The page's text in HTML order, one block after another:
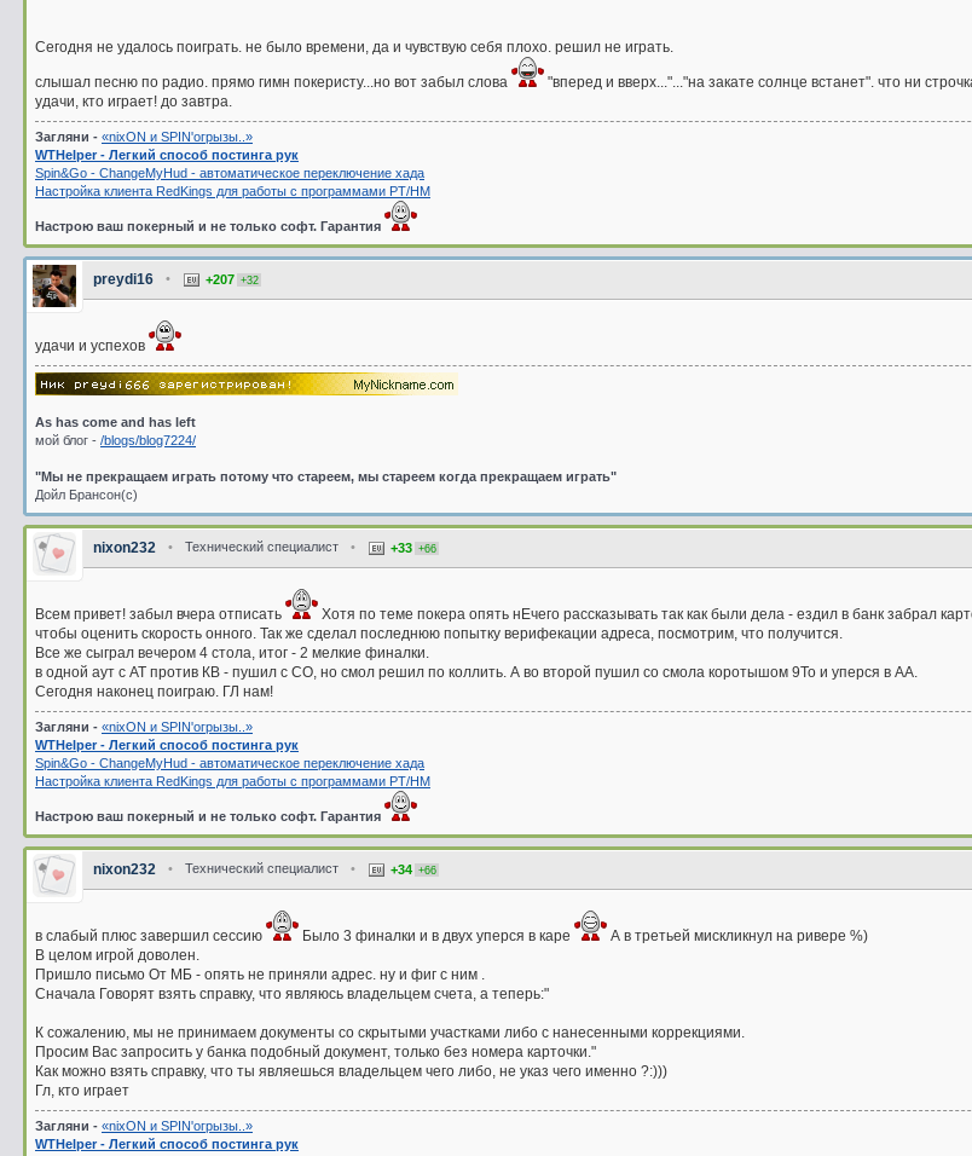
Сегодня не удалось поиграть. не было времени, да и чувствую себя плохо. решил не играть.
слышал песню по радио. прямо гимн покеристу...но вот забыл слова
"вперед и вверх..."..."на закате солнце встанет". что ни
удачи, кто играет! до завтра.
Загляни - «nixON и SPIN'oгрызы..»
WTHelper - Легкий способ постинга рук
Spin&Go - ChangeMyHud - автоматическое переключение хада
Настройка клиента RedKings для работы с программами PT/HM
Настрою ваш покерный и не только софт. Гарантия
preydi16 • +207 +32
удачи и успехов
As has come and has left
мой блог - /blogs/blog7224/
"Мы не прекращаем играть потому что стареем, мы стареем когда прекращаем играть"
Дойл Брансон(с)
nixon232 • Технический специалист • +33 +66
Всем привет! забыл вчера отписать Хотя по теме покера опять нЕчего рассказывать так как были дела - ездил в банк забрал
чтобы оценить скорость онного. Так же сделал последнюю попытку верифекации адреса, посмотрим, что получится.
Все же сыграл вечером 4 стола, итог - 2 мелкие финалки.
в одной аут с АТ против КВ - пушил с СО, но смол решил по коллить. А во второй пушил со смола коротышом 9То и уперся в АА.
Сегодня наконец поиграю. ГЛ нам!
Загляни - «nixON и SPIN'oгрызы..»
WTHelper - Легкий способ постинга рук
Spin&Go - ChangeMyHud - автоматическое переключение хада
Настройка клиента RedKings для работы с программами PT/HM
Настрою ваш покерный и не только софт. Гарантия
nixon232 • Технический специалист • +34 +66
в слабый плюс завершил сессию Было 3 финалки и в двух уперся в каре
А в третьей мискликнул на ривере %)
В целом игрой доволен.
Пришло письмо От МБ - опять не приняли адрес. ну и фиг с ним .
Сначала Говорят взять справку, что являюсь владельцем счета, а теперь:"
К сожалению, мы не принимаем документы со скрытыми участками либо с нанесенными коррекциями.
Просим Вас запросить у банка подобный документ, только без номера карточки."
Как можно взять справку, что ты являешься владельцем чего либо, не указ чего именно ?:)))
Гл, кто играет
Загляни - «nixON и SPIN'oгрызы..»
WTHelper - Легкий способ постинга рук